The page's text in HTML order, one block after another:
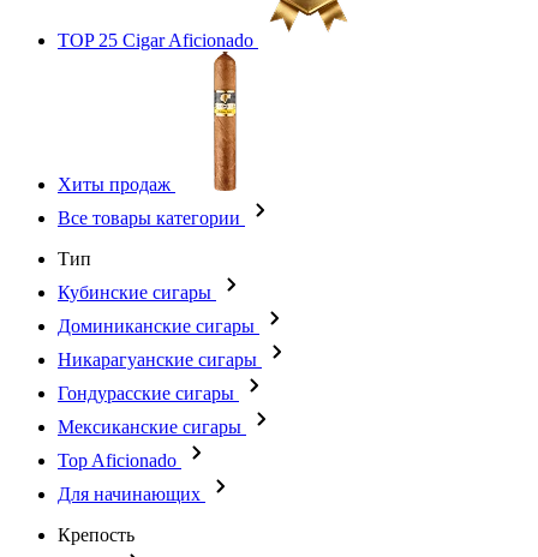
TOP 25 Cigar Aficionado
Хиты продаж
Все товары категории
Тип
Кубинские сигары
Доминиканские сигары
Никарагуанские сигары
Гондурасские сигары
Мексиканские сигары
Top Aficionado
Для начинающих
Крепость